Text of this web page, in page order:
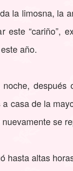
la limosna, la
este “cariño”,
año.
después
a casa de la
se
hasta altas